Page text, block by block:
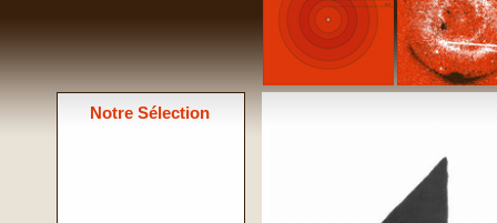
Notre Sélection